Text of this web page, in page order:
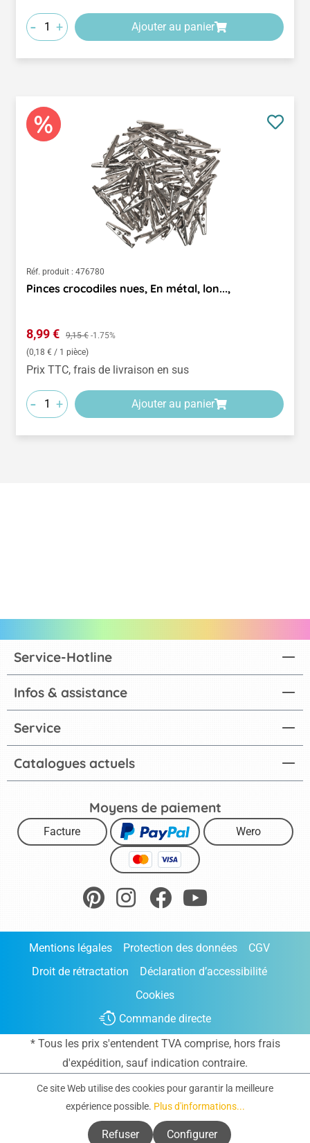
- + Ajouter au panier
Réf. produit : 476780
Pinces crocodiles nues, En métal, lon...,
Prix de vente :
8,99 € Prix régulier :
9,15 € -1.75%
(0,18 € / 1 pièce)
Prix TTC, frais de livraison en sus
- + Ajouter au panier
Catalogues actuels
Service-Hotline
Infos & assistance
Service
Moyens de paiement
Facture Wero
Mentions légales Protection des données
CGV
Droit de rétractation
Déclaration d’accessibilité
Cookies
Commande directe
* Tous les prix s'entendent TVA comprise, hors frais
d'expédition, sauf indication contraire.
Ce site Web utilise des cookies pour garantir la meilleure
expérience possible. Plus d'informations...
Refuser Configurer